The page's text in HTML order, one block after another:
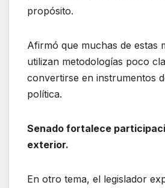
propósito.
Afirmó que muchas de estas
utilizan metodologías poco
convertirse en instrumentos
política.
Senado fortalece
exterior.
En otro tema, el legislador